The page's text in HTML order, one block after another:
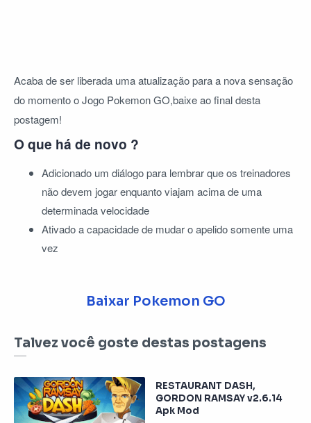
Acaba de ser liberada uma atualização para a nova sensação
do momento o Jogo Pokemon GO,baixe ao final desta
postagem!
O que há de novo ?
Adicionado um diálogo para lembrar que os treinadores
não devem jogar enquanto viajam acima de uma
determinada velocidade
Ativado a capacidade de mudar o apelido somente uma
vez
Baixar Pokemon GO
Talvez você goste destas postagens
RESTAURANT DASH,
GORDON RAMSAY v2.6.14
Apk Mod